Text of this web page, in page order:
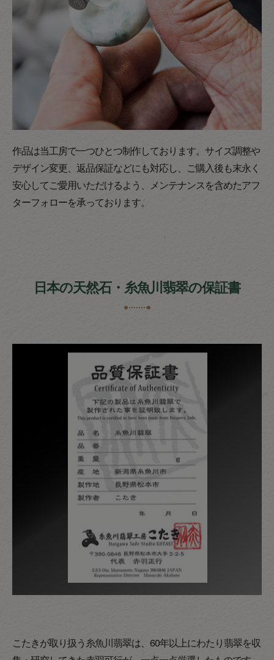
作品は当工房で一つひとつ制作しております。サイズ調整や
デザイン変更、返品保証などにも対応し、ご購入後も末永く
安心してご愛用いただけるよう、メンテナンスを含めたアフ
ターフォローを承っております。
日本の天然石・糸魚川翡翠の保証書
こたきが取り扱う糸魚川翡翠は、60年以上にわたり翡翠を収